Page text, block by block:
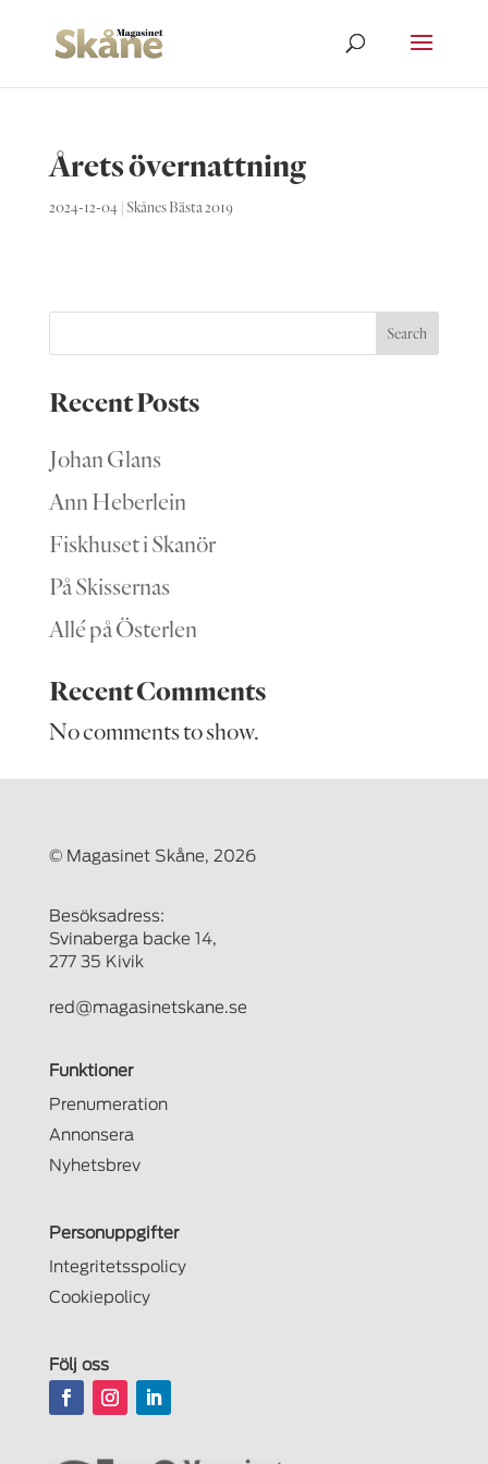
Årets övernattning
2024-12-04| Skånes Bästa 2019
Search
Recent Posts
Johan Glans
Ann Heberlein
Fiskhuset i Skanör
På Skissernas
Allé på Österlen
Recent Comments
No comments to show.
© Magasinet Skåne, 2026
Besöksadress:
Svinaberga backe 14,
277 35 Kivik
red@magasinetskane.se
Funktioner
Prenumeration
Annonsera
Nyhetsbrev
Personuppgifter
Integritetsspolicy
Cookiepolicy
Följ oss